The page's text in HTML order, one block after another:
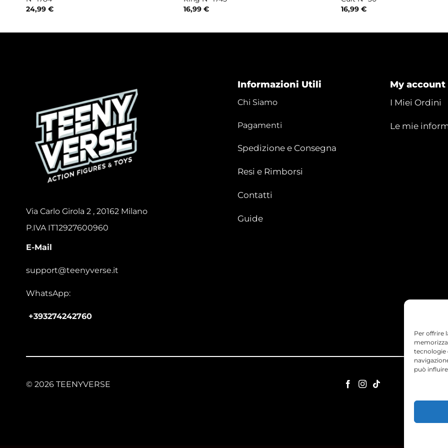
Per offrire
tecnologie
può
24,99 €
16,99 €
16,99 €
Via Carlo Girola 2 , 20162 Milano
P.IVA IT12927600960
E-Mail
support@teenyverse.it
WhatsApp:
+393274242760
Informazioni Utili
Chi Siamo
Pagamenti
Spedizione e Consegna
Resi e Rimborsi
Contatti
Guide
My account
I Miei Ordini
Le mie
© 2026 TEENYVERSE